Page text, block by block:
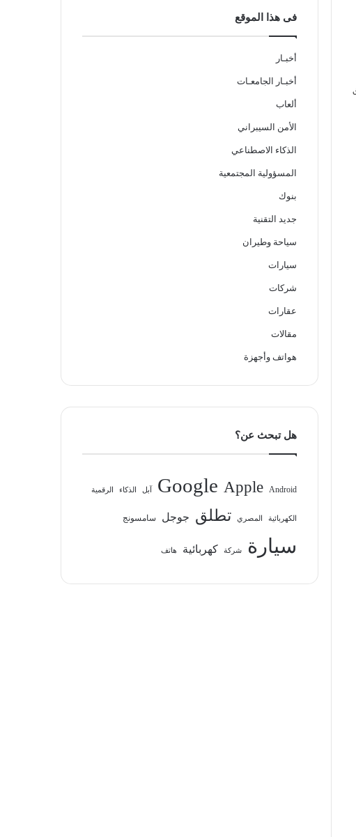
فى هذا الموقع
أخبـار
أخبـار الجامعـات
ألعاب
الأمن السيبراني
الذكاء الاصطناعي
المسؤولية المجتمعية
بنوك
جديد التقنية
سياحة وطيران
سيارات
شركات
عقارات
مقالات
هواتف وأجهزة
هل تبحث عن؟
Android
Apple
Google آبل الذكاء الرقمية
الكهربائية المصري تطلق جوجل سامسونج
سيارة شركة كهربائية هاتف